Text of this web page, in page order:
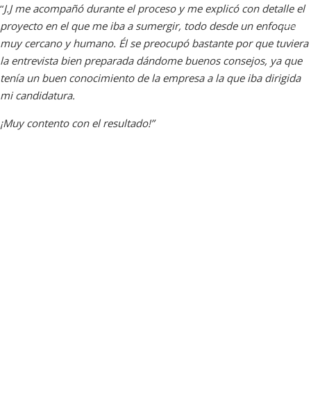
“J.J me acompañó durante el proceso y me explicó con detalle el
proyecto en el que me iba a sumergir, todo desde un enfoque
muy cercano y humano. Él se preocupó bastante por que tuviera
la entrevista bien preparada dándome buenos consejos, ya que
tenía un buen conocimiento de la empresa a la que iba dirigida
mi candidatura.
¡Muy contento con el resultado!”